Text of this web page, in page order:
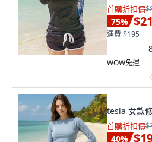
首購折扣價
75%
運費 $195
WOW免運
(
tesla 女款
首購折扣價
40%